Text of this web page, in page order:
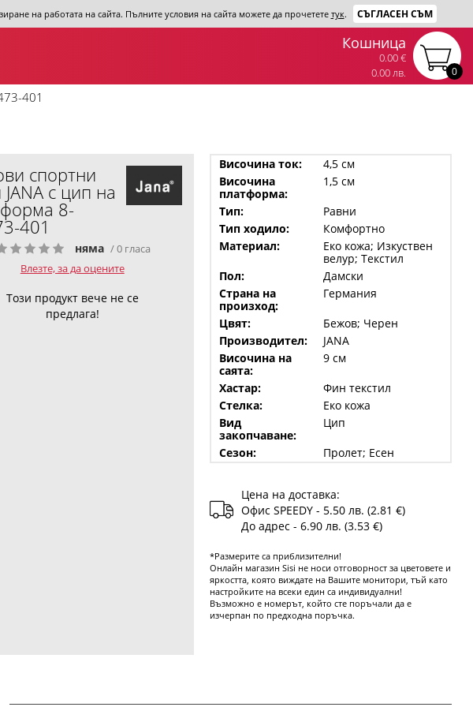
на работата на сайта. Пълните условия на сайта можете да прочетете тук. СЪГЛАСЕН СЪМ
0
Кошница
0.00 €
0.00 лв.
401
спортни
с цип на
8-
401
няма / 0 гласа
Влезте, за да оцените
Този продукт вече не се
предлага!
Височина ток:
4,5 см
Височина
платформа:
1,5 см
Тип:
Равни
Тип ходило:
Комфортно
Материал:
Еко кожа; Изкуствен
велур; Текстил
Пол:
Дамски
Страна на
произход:
Германия
Цвят:
Бежов; Черен
Производител:
JANA
Височина на
саята:
9 см
Хастар:
Фин текстил
Стелка:
Еко кожа
Вид
закопчаване:
Цип
Сезон:
Пролет; Есен
Цена на доставка:
Офис SPEEDY - 5.50 лв. (2.81 €)
До адрес - 6.90 лв. (3.53 €)
*Размерите са приблизителни!
Онлайн магазин Sisi не носи отговорност за цветовете и
яркостта, която виждате на Вашите монитори, тъй като
настройките на всеки един са индивидуални!
Възможно е номерът, който сте поръчали да е
изчерпан по предходна поръчка.